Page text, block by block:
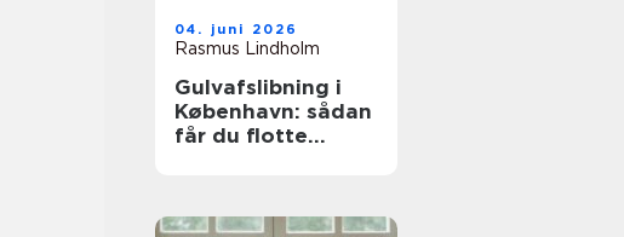
04. juni 2026
Rasmus Lindholm
Gulvafslibning i
København: sådan
får du flotte